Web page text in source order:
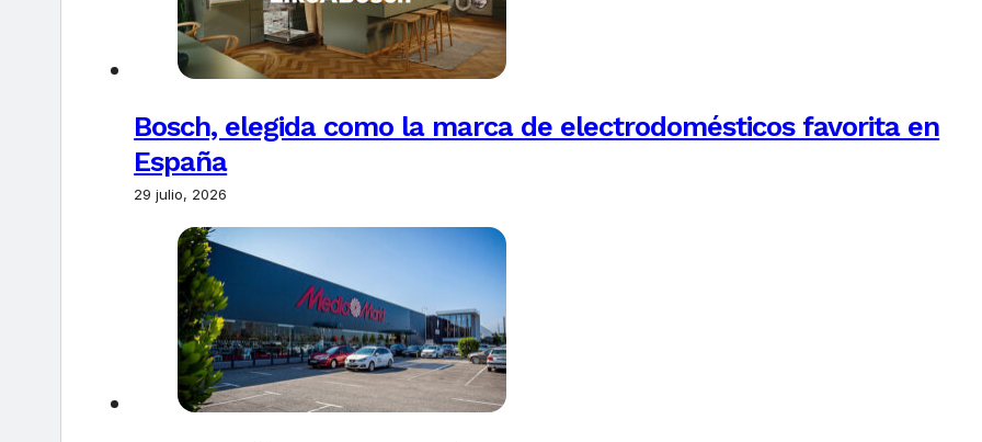
Bosch, elegida como la marca de electrodomésticos favorita en
España
29 julio, 2026